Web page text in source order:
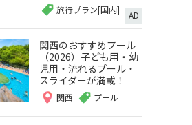
旅行プラン[国内]
AD
関西のおすすめプール
（2026）子ども用・幼
児用・流れるプール・
スライダーが満載！
関西 プール